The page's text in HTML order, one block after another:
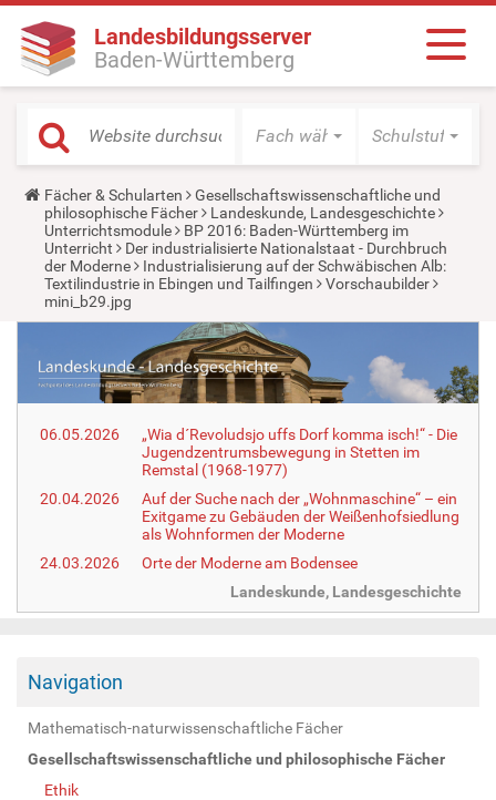
Landesbildungsserver
Baden-Württemberg
Fach wählen Schulstufe
Y
o
u
a
r
e
h
e
:
Fächer & Schularten
Gesellschaftswissenschaftliche und
philosophische Fächer
Landeskunde, Landesgeschichte
Unterrichtsmodule
BP 2016: Baden-Württemberg im
Unterricht
Der industrialisierte Nationalstaat - Durchbruch
der Moderne
Industrialisierung auf der Schwäbischen Alb:
Textilindustrie in Ebingen und Tailfingen
Vorschaubilder
mini_b29.jpg
06.05.2026
„Wia d´Revoludsjo uffs Dorf komma isch!“ - Die
Jugendzentrumsbewegung in Stetten im
Remstal (1968-1977)
20.04.2026
Auf der Suche nach der „Wohnmaschine“ – ein
Exitgame zu Gebäuden der Weißenhofsiedlung
als Wohnformen der Moderne
24.03.2026
Orte der Moderne am Bodensee
Landeskunde, Landesgeschichte
Navigation
Mathematisch-naturwissenschaftliche Fächer
Gesellschaftswissenschaftliche und philosophische Fächer
Ethik